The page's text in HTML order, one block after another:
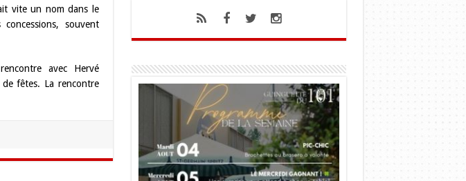
vite un nom dans le
souvent
avec Hervé
fêtes. La rencontre